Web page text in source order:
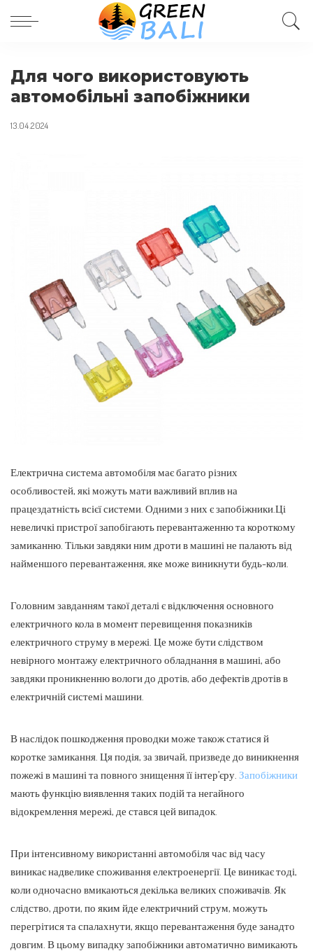
Для чого використовують
автомобільні запобіжники
13.04.2024
Електрична система автомобіля має багато різних
особливостей, які можуть мати важливий вплив на
працездатність всієї системи. Одними з них є запобіжники.Ці
невеличкі пристрої запобігають перевантаженню та короткому
замиканню. Тільки завдяки ним дроти в машині не палають від
найменшого перевантаження, яке може виникнути будь-коли.
Головним завданням такої деталі є відключення основного
електричного кола в момент перевищення показників
електричного струму в мережі. Це може бути слідством
невірного монтажу електричного обладнання в машині, або
завдяки проникненню вологи до дротів, або дефектів дротів в
електричній системі машини.
В наслідок пошкодження проводки може також статися й
коротке замикання. Ця подія, за звичай, призведе до виникнення
пожежі в машині та повного знищення її інтер’єру. Запобіжники
мають функцію виявлення таких подій та негайного
відокремлення мережі, де стався цей випадок.
При інтенсивному використанні автомобіля час від часу
виникає надвелике споживання електроенергії. Це виникає тоді,
коли одночасно вмикаються декілька великих споживачів. Як
слідство, дроти, по яким йде електричний струм, можуть
перегрітися та спалахнути, якщо перевантаження буде занадто
довгим. В цьому випадку запобіжники автоматично вимикають